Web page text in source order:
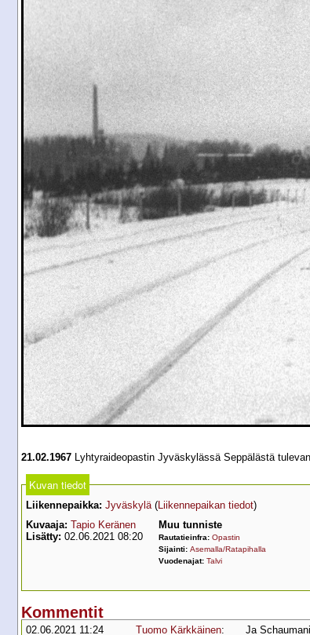
21.02.1967 Lyhtyraideopastin Jyväskylässä Seppälästä
Kuvan tiedot
Liikennepaikka: Jyväskylä(Liikennepaikan tiedot)
Kuvaaja: Tapio Keränen
Lisätty: 02.06.2021 08:20
Muu tunniste
Rautatieinfra: Opastin
Sijainti: Asemalla/Ratapihalla
Vuodenajat: Talvi
Kommentit
02.06.2021 11:24 Tuomo Kärkkäinen: Ja